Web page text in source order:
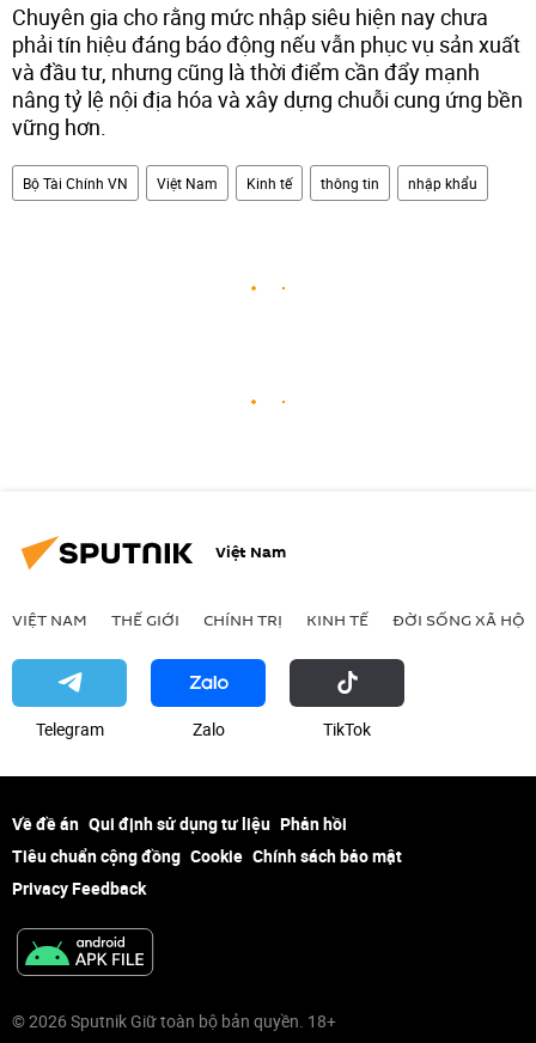
Chuyên gia cho rằng mức nhập siêu hiện nay chưa
phải tín hiệu đáng báo động nếu vẫn phục vụ sản xuất
và đầu tư, nhưng cũng là thời điểm cần đẩy mạnh
nâng tỷ lệ nội địa hóa và xây dựng chuỗi cung ứng bền
vững hơn.
Bộ Tài Chính VN Việt Nam Kinh tế thông tin nhập khẩu
Việt Nam
VIỆT NAM THẾ GIỚI CHÍNH TRỊ KINH TẾ ĐỜI SỐNG XÃ HỘI
Telegram Zalo ТikТоk
Về đề án Qui định sử dụng tư liệu Phản hồi
Tiêu chuẩn cộng đồng Cookie Chính sách bảo mật
Privacy Feedback
© 2026 Sputnik Giữ toàn bộ bản quyền. 18+